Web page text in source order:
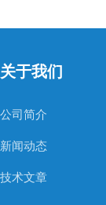
关于我们
公司简介
新闻动态
技术文章